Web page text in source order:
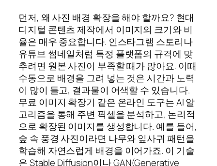
먼저, 왜 사진 배경 확장을 해야 할까요? 현대
디지털 콘텐츠 제작에서 이미지의 크기와 비
율은 매우 중요합니다. 인스타그램 스토리나
유튜브 썸네일처럼 특정 플랫폼의 규격에 맞
추려면 원본 사진이 부족할 때가 많아요. 이때
수동으로 배경을 그려 넣는 것은 시간과 노력
이 많이 들고, 결과물이 어색할 수 있습니다.
무료 이미지 확장기 같은 온라인 도구는 AI 알
고리즘을 통해 주변 픽셀을 분석하고, 논리적
으로 확장된 이미지를 생성합니다. 예를 들어,
숲 속 풍경 사진이라면 나무와 잎사귀 패턴을
학습해 자연스럽게 배경을 이어가죠. 이 기술
은 Stable Diffusion이나 GAN(Generative